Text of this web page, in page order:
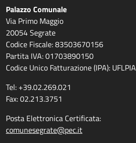
Palazzo Comunale
Via Primo Maggio
20054 Segrate
Codice Fiscale: 83503670156
Partita IVA: 01703890150
Codice Unico Fatturazione (IPA): UFLPIA
Tel: +39.02.269.021
Fax: 02.213.3751
Posta Elettronica Certificata:
comunesegrate@pec.it